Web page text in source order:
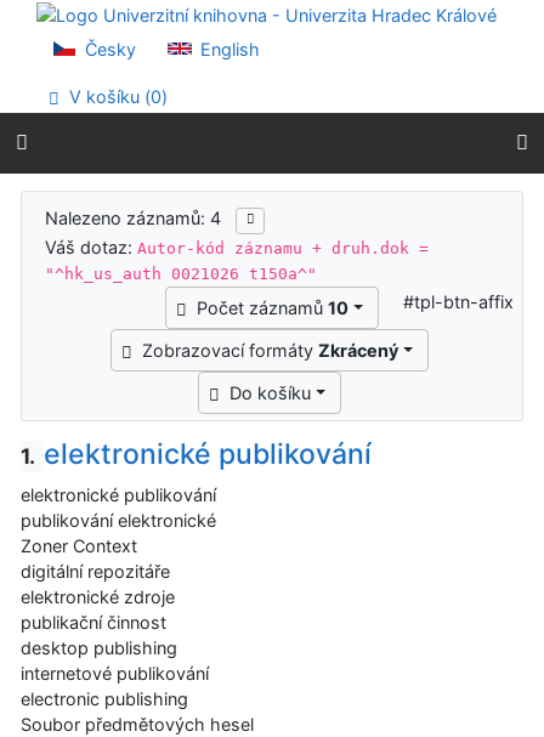
Přejít na obsah
Přejít na menu
Prohlášení o webové přístupnosti
Česky English
V košíku (0)
Výsledky vyhledávání
Nalezeno záznamů: 4
Váš dotaz:Autor-kód záznamu + druh.dok =
"^hk_us_auth 0021026 t150a^"
Počet záznamů 10
Zobrazovací formáty Zkrácený
Do košíku
#tpl-btn-affix
1. elektronické publikování
elektronické publikování
publikování elektronické
Zoner Context
digitální repozitáře
elektronické zdroje
publikační činnost
desktop publishing
internetové publikování
electronic publishing
Soubor předmětových hesel